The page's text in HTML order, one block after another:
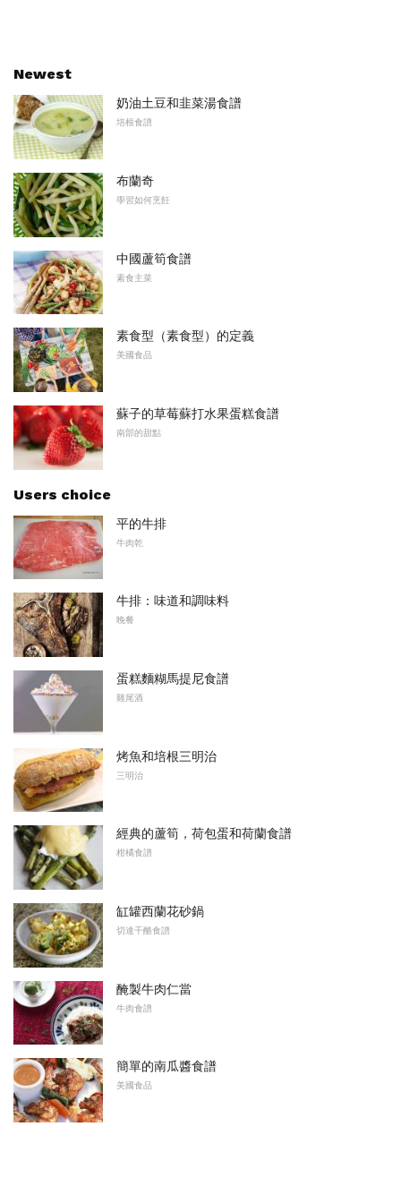
Newest
奶油土豆和韭菜湯食譜
培根食譜
布蘭奇
學習如何烹飪
中國蘆筍食譜
素食主菜
素食型（素食型）的定義
美國食品
蘇子的草莓蘇打水果蛋糕食譜
南部的甜點
Users choice
平的牛排
牛肉乾
牛排：味道和調味料
晚餐
蛋糕麵糊馬提尼食譜
雞尾酒
烤魚和培根三明治
三明治
經典的蘆筍，荷包蛋和荷蘭食譜
柑橘食譜
缸罐西蘭花砂鍋
切達干酪食譜
醃製牛肉仁當
牛肉食譜
簡單的南瓜醬食譜
美國食品